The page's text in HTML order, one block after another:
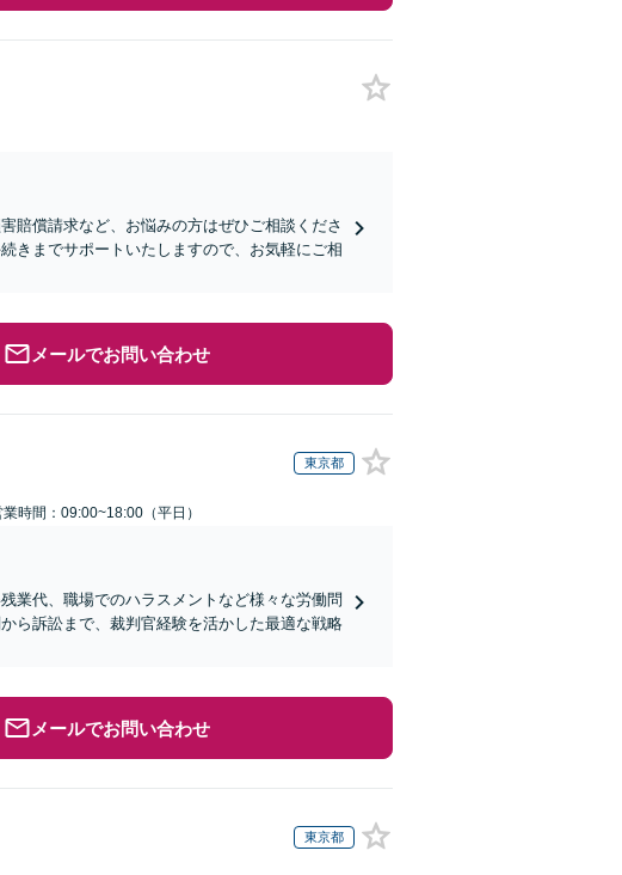
賠償請求など、お悩みの方はぜひご相談くださ
きまでサポートいたしますので、お気軽にご相
メールでお問い合わせ
東京都
業時間：09:00~18:00（平日）
業代、職場でのハラスメントなど様々な労働問
ら訴訟まで、裁判官経験を活かした最適な戦略
メールでお問い合わせ
東京都